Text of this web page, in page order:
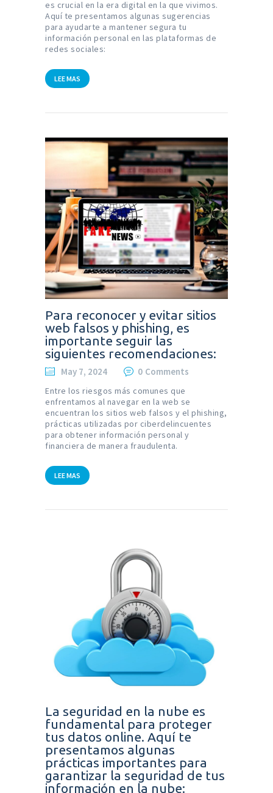
es crucial en la era digital en la que vivimos.
Aquí te presentamos algunas sugerencias
para ayudarte a mantener segura tu
información personal en las plataformas de
redes sociales:
LEE MAS
Para reconocer y evitar sitios
web falsos y phishing, es
importante seguir las
siguientes recomendaciones:
May 7, 2024 0 Comments
Entre los riesgos más comunes que
enfrentamos al navegar en la web se
encuentran los sitios web falsos y el phishing,
prácticas utilizadas por ciberdelincuentes
para obtener información personal y
financiera de manera fraudulenta.
LEE MAS
La seguridad en la nube es
fundamental para proteger
tus datos online. Aquí te
presentamos algunas
prácticas importantes para
garantizar la seguridad de tus
información en la nube: